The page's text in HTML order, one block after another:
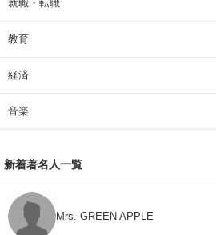
就職・転職
教育
経済
音楽
新着著名人一覧
Mrs. GREEN APPLE